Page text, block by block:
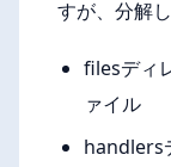
すが、分解
filesディ
ァイル
handlers